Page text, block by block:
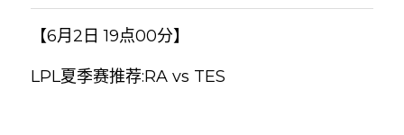
【6月2日 19点00分】
LPL夏季赛推荐:RA vs TES